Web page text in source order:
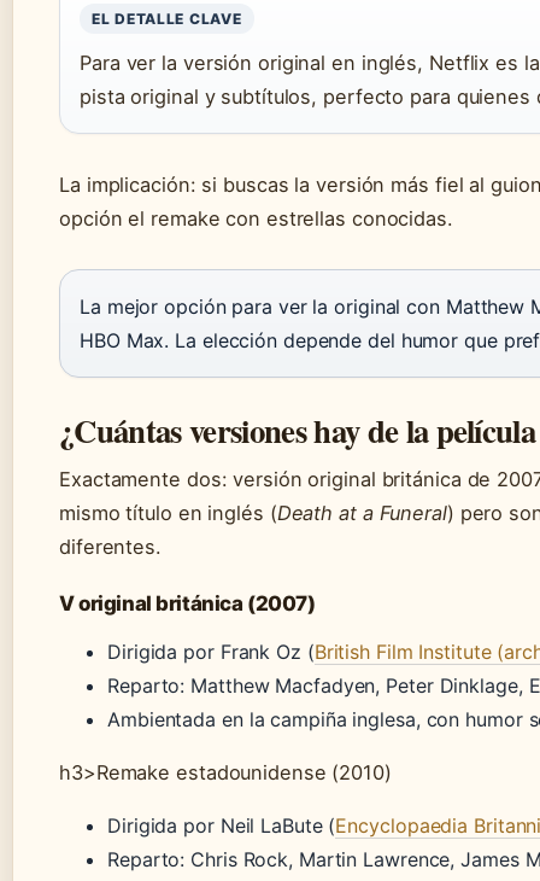
EL DETALLE CLAVE
Para ver la versión original en inglés, Netflix es
pista original y subtítulos, perfecto para
La implicación: si buscas la versión más fiel al
opción el remake con estrellas conocidas.
La mejor opción para ver la original con Matthew
HBO Max. La elección depende del humor que
¿Cuántas versiones hay de la
Exactamente dos: versión original británica de
mismo título en inglés (Death at a Funeral) pero
diferentes.
V original británica (2007)
Dirigida por Frank Oz (British Film Institute
Reparto: Matthew Macfadyen, Peter Dinklage,
Ambientada en la campiña inglesa, con humor
h3>Remake estadounidense (2010)
Dirigida por Neil LaBute (Encyclopaedia
Reparto: Chris Rock, Martin Lawrence, James